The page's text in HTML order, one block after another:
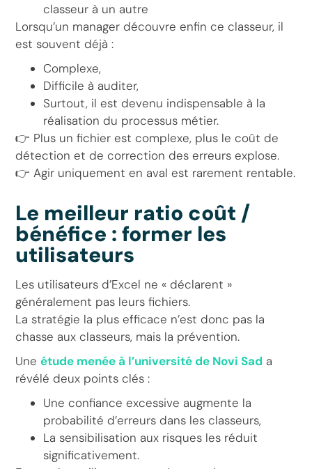
classeur à un autre
Lorsqu’un manager découvre enfin ce classeur, il
est souvent déjà :
Complexe,
Difficile à auditer,
Surtout, il est devenu indispensable à la
réalisation du processus métier.
👉 Plus un fichier est complexe, plus le coût de
détection et de correction des erreurs explose.
👉 Agir uniquement en aval est rarement rentable.
Le meilleur ratio coût /
bénéfice : former les
utilisateurs
Les utilisateurs d’Excel ne « déclarent »
généralement pas leurs fichiers.
La stratégie la plus efficace n’est donc pas la
chasse aux classeurs, mais la prévention.
Uneétude menée à l’université de Novi Sad a
révélé deux points clés :
Une confiance excessive augmente la
probabilité d’erreurs dans les classeurs,
La sensibilisation aux risques les réduit
significativement.